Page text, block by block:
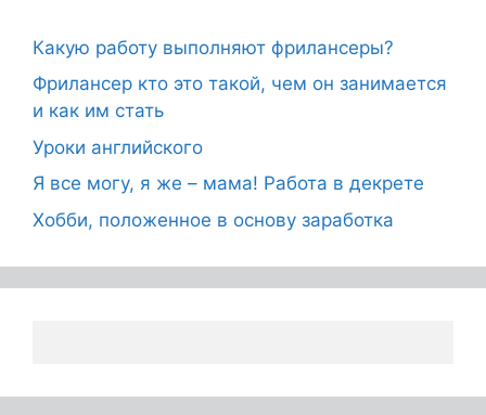
Какую работу выполняют фрилансеры?
Фрилансер кто это такой, чем он занимается
и как им стать
Уроки английского
Я все могу, я же – мама! Работа в декрете
Хобби, положенное в основу заработка